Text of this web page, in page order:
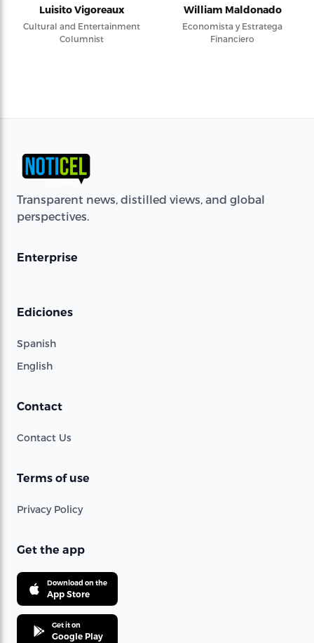
Luisito Vigoreaux
Cultural and Entertainment
Columnist
William Maldonado
Economista y Estratega
Financiero
Transparent news, distilled views, and global
perspectives.
Enterprise
Ediciones
Spanish
English
Contact
Contact Us
Terms of use
Privacy Policy
Get the app
Download on the
App Store
Get it on
Google Play